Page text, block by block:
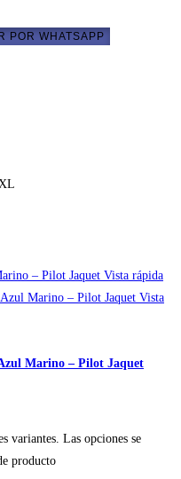
POR WHATSAPP
Vista rápida
Vista
Marino – Pilot Jaquet
variantes. Las opciones se
producto